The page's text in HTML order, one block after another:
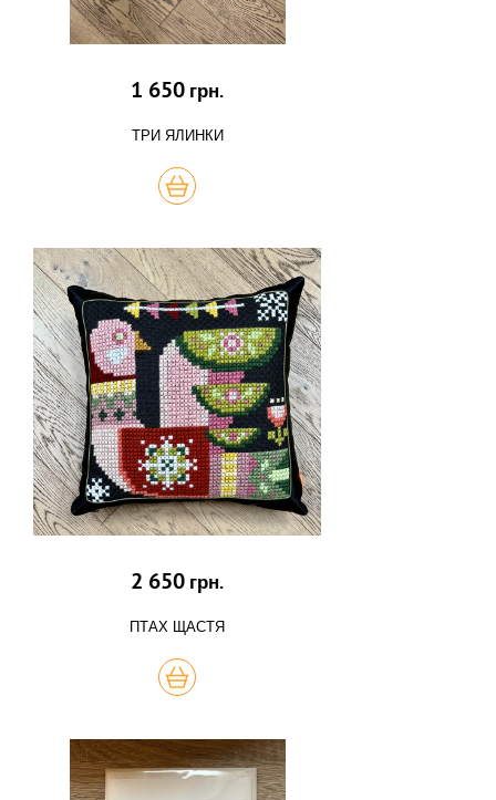
1 650 грн.
ТРИ ЯЛИНКИ
КУПИТЬ
2 650 грн.
ПТАХ ЩАСТЯ
КУПИТЬ